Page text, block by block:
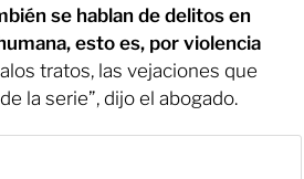
se hablan de delitos en
esto es, por violencia
tratos, las vejaciones que
la serie”, dijo el abogado.